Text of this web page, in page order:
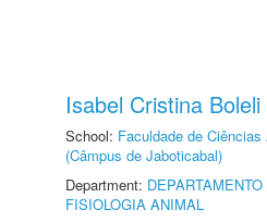
Isabel Cristina Boleli
School: Faculdade de
(Câmpus de Jaboticabal)
Department:
FISIOLOGIA ANIMAL